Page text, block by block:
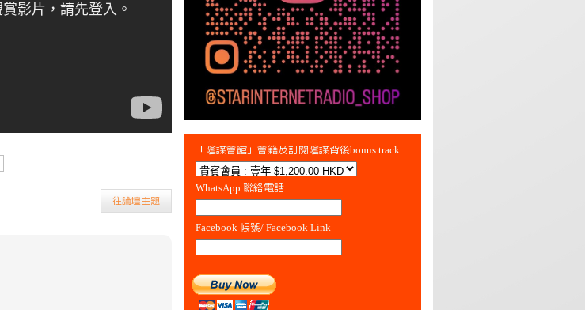
往論壇主題
「陰謀會館」會籍及訂閱陰謀背後bonus track
WhatsApp 聯絡電話
Facebook 帳號/ Facebook Link